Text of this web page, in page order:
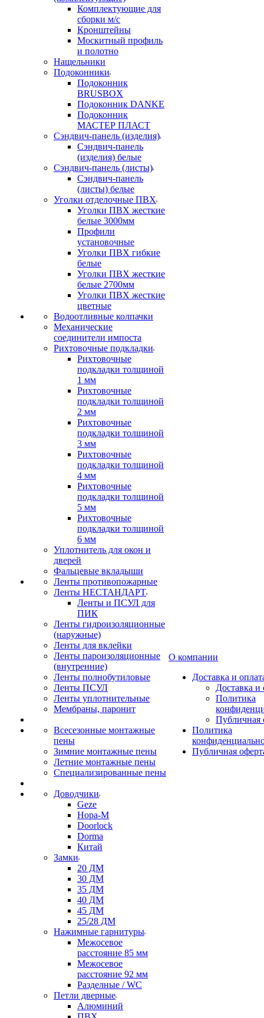
Комплектующие для
сборки м/с
Кронштейны
Москитный профиль
и полотно
Нащельники
Подоконники
Подоконник
BRUSBOX
Подоконник DANKE
Подоконник
МАСТЕР ПЛАСТ
Сэндвич-панель (изделия)
Сэндвич-панель
(изделия) белые
Сэндвич-панель (листы)
Сэндвич-панель
(листы) белые
Уголки отделочные ПВХ
Уголки ПВХ жесткие
белые 3000мм
Профили
установочные
Уголки ПВХ гибкие
белые
Уголки ПВХ жесткие
белые 2700мм
Уголки ПВХ жесткие
цветные
Водоотливные колпачки
Механические
соединители импоста
Рихтовочные подкладки
Рихтовочные
подкладки толщиной
1 мм
Рихтовочные
подкладки толщиной
2 мм
Рихтовочные
подкладки толщиной
3 мм
Рихтовочные
подкладки толщиной
4 мм
Рихтовочные
подкладки толщиной
5 мм
Рихтовочные
подкладки толщиной
6 мм
Уплотнитель для окон и
дверей
Фальцевые вкладыши
Ленты противопожарные
Ленты НЕСТАНДАРТ
Ленты и ПСУЛ для
ПИК
Ленты гидроизоляционные
(наружные)
Ленты для вклейки
Ленты пароизоляционные
(внутренние)
Ленты полнобутиловые
Ленты ПСУЛ
Ленты уплотнительные
Мембраны, паронит
Всесезонные монтажные
пены
Зимние монтажные пены
Летние монтажные пены
Специализированные пены
Доводчики
Geze
Нора-М
Doorlock
Dorma
Китай
Замки
20 ДМ
30 ДМ
35 ДМ
40 ДМ
45 ДМ
25/28 ДМ
Нажимные гарнитуры
Межосевое
расстояние 85 мм
Межосевое
расстояние 92 мм
Разделные / WC
Петли дверные
Алюминий
О компании
Доставка и
Доставка и
Политика
Публичная
Политика
Публичная